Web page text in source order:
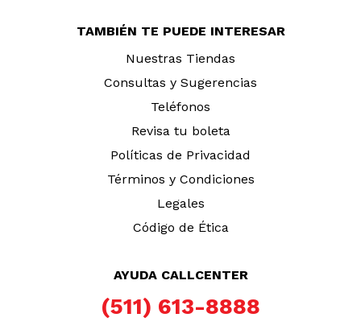
TAMBIÉN TE PUEDE INTERESAR
Nuestras Tiendas
Consultas y Sugerencias
Teléfonos
Revisa tu boleta
Políticas de Privacidad
Términos y Condiciones
Legales
Código de Ética
AYUDA CALLCENTER
(511) 613-8888